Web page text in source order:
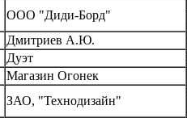
ООО "Диди-Борд"
Дмитриев А.Ю.
Дуэт
Магазин Огонек
ЗАО, "Технодизайн"